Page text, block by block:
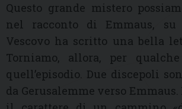
Questo grande mistero
nel racconto di Emmaus,
Vescovo ha scritto una bella
Torniamo, allora, per
quell’episodio. Due discepoli
da Gerusalemme verso